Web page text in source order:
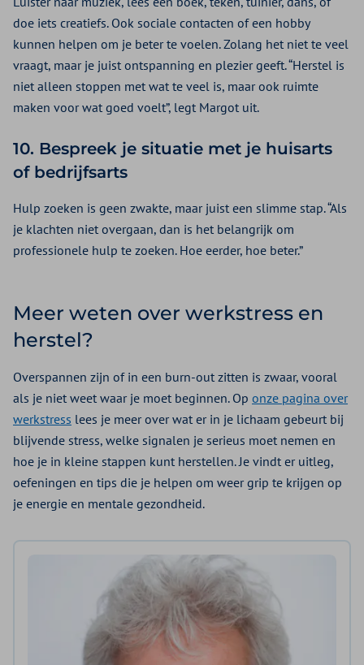
doe iets creatiefs. Ook sociale contacten of een hobby
kunnen helpen om je beter te voelen. Zolang het niet te veel
vraagt, maar je juist ontspanning en plezier geeft. “Herstel is
niet alleen stoppen met wat te veel is, maar ook ruimte
maken voor wat goed voelt”, legt Margot uit.
10. Bespreek je situatie met je huisarts
of bedrijfsarts
Hulp zoeken is geen zwakte, maar juist een slimme stap. “Als
je klachten niet overgaan, dan is het belangrijk om
professionele hulp te zoeken. Hoe eerder, hoe beter.”
Meer weten over werkstress en
herstel?
Overspannen zijn of in een burn-out zitten is zwaar, vooral
als je niet weet waar je moet beginnen. Op onze pagina over
werkstress lees je meer over wat er in je lichaam gebeurt bij
blijvende stress, welke signalen je serieus moet nemen en
hoe je in kleine stappen kunt herstellen. Je vindt er uitleg,
oefeningen en tips die je helpen om weer grip te krijgen op
je energie en mentale gezondheid.